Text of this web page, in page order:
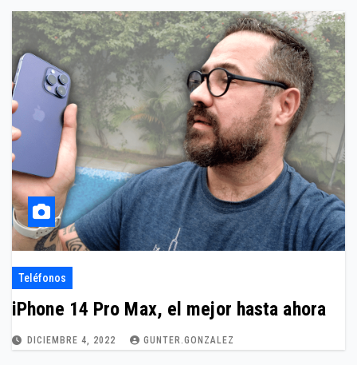
Teléfonos
iPhone 14 Pro Max, el mejor hasta ahora
DICIEMBRE 4, 2022 GUNTER.GONZALEZ